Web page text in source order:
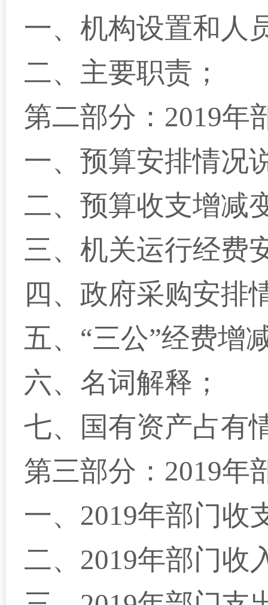
一、机构设置和人
二、主要职责；
第二部分：2019年
一、预算安排情况
二、预算收支增减
三、机关运行经费
四、政府采购安排
五、“三公”经费增
六、名词解释；
七、国有资产占有
第三部分：2019年
一、2019年部门收
二、2019年部门收